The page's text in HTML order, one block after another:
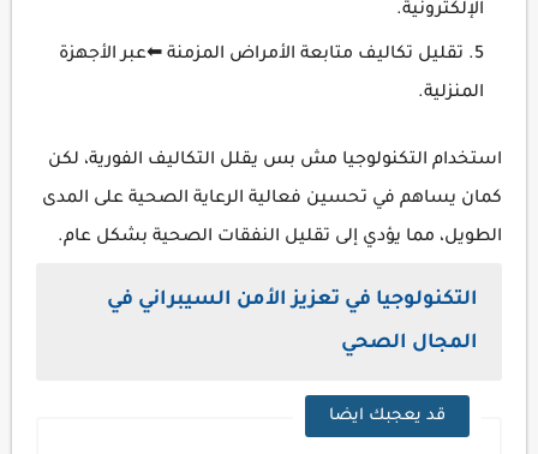
الإلكترونية.
تقليل تكاليف متابعة الأمراض المزمنة ⬅عبر الأجهزة
المنزلية.
استخدام التكنولوجيا مش بس يقلل التكاليف الفورية، لكن
كمان يساهم في تحسين فعالية الرعاية الصحية على المدى
الطويل، مما يؤدي إلى تقليل النفقات الصحية بشكل عام.
التكنولوجيا في تعزيز الأمن السيبراني في
المجال الصحي
قد يعجبك ايضا